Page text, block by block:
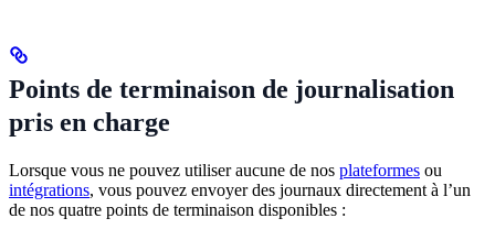
Points de terminaison de journalisation
pris en charge
Lorsque vous ne pouvez utiliser aucune de nos plateformes ou
intégrations, vous pouvez envoyer des journaux directement à l’un
de nos quatre points de terminaison disponibles :